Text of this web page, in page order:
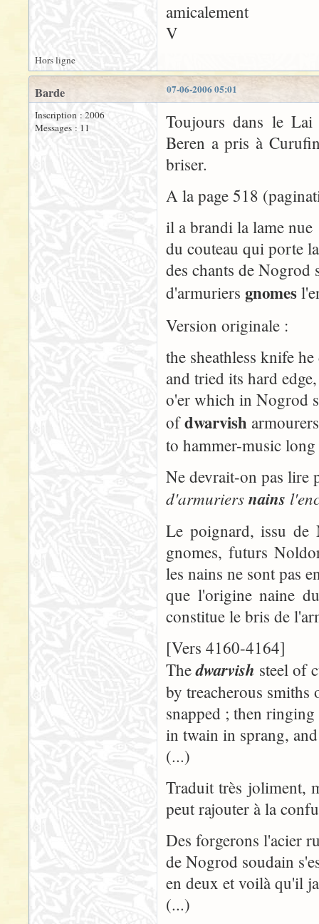
amicalement
V
Hors ligne
07-06-2006 05:01
Barde
Inscription : 2006
Messages : 11
Toujours dans le
Beren a pris à
briser.
A la page 518
il a brandi la lame nue
du couteau qui porte
des chants de Nogrod
d'armuriers gnomes
Version originale :
the sheathless knife
and tried its hard
o'er which in Nogrod
ofdwarvish
to hammer-music
Ne devrait-on pas lire
d'armuriersnains
Le poignard, issu de
gnomes, futurs
les nains ne sont pas
que l'origine naine
constitue le bris de
[Vers 4160-4164]
Thedwarvish steel of
by treacherous
snapped ; then
in twain in sprang,
(...)
Traduit très joliment,
peut rajouter à la
Des forgerons l'acier
de Nogrod soudain
en deux et voilà qu'il
(...)